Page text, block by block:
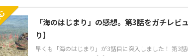
「海のはじまり」の感想。第3話をガチレビ
り】
早くも「海のはじまり」が3話目に突入しました！ 第3話